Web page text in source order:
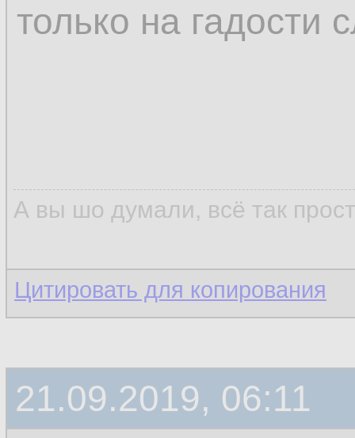
только на гадости
А вы шо думали, всё так
Цитировать для копирования
21.09.2019, 06:11